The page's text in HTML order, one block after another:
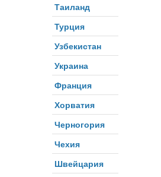
Таиланд
Турция
Узбекистан
Украина
Франция
Хорватия
Черногория
Чехия
Швейцария